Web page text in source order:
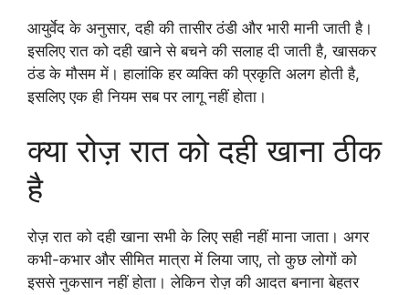
आयुर्वेद के अनुसार, दही की तासीर ठंडी और भारी मानी जाती है।
इसलिए रात को दही खाने से बचने की सलाह दी जाती है, खासकर
ठंड के मौसम में। हालांकि हर व्यक्ति की प्रकृति अलग होती है,
इसलिए एक ही नियम सब पर लागू नहीं होता।
क्या रोज़ रात को दही खाना ठीक
है
रोज़ रात को दही खाना सभी के लिए सही नहीं माना जाता। अगर
कभी-कभार और सीमित मात्रा में लिया जाए, तो कुछ लोगों को
इससे नुकसान नहीं होता। लेकिन रोज़ की आदत बनाना बेहतर